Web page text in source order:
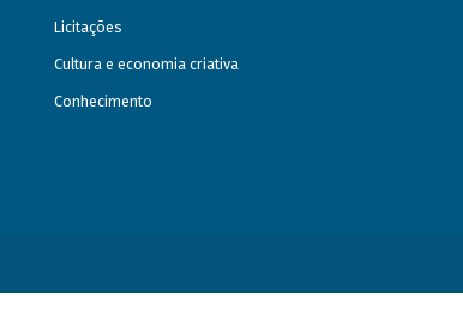
Licitações
Cultura e economia criativa
Conhecimento